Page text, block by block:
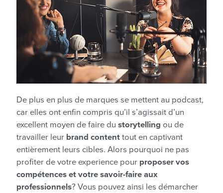
De plus en plus de marques se mettent au podcast,
car elles ont enfin compris qu’il s’agissait d’un
excellent moyen de faire du storytelling ou de
travailler leur brand content tout en captivant
entièrement leurs cibles. Alors pourquoi ne pas
profiter de votre experience pour proposer vos
compétences et votre savoir-faire aux
professionnels? Vous pouvez ainsi les démarcher